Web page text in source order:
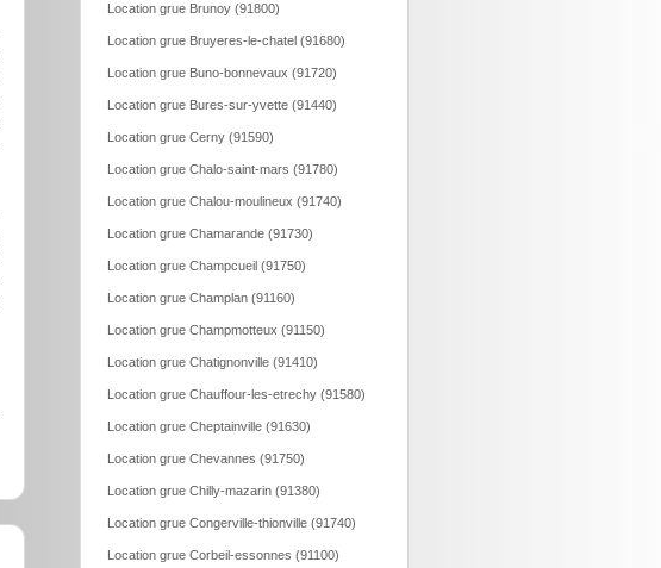
Location grue Brunoy (91800)
Location grue Bruyeres-le-chatel (91680)
Location grue Buno-bonnevaux (91720)
Location grue Bures-sur-yvette (91440)
Location grue Cerny (91590)
Location grue Chalo-saint-mars (91780)
Location grue Chalou-moulineux (91740)
Location grue Chamarande (91730)
Location grue Champcueil (91750)
Location grue Champlan (91160)
Location grue Champmotteux (91150)
Location grue Chatignonville (91410)
Location grue Chauffour-les-etrechy (91580)
Location grue Cheptainville (91630)
Location grue Chevannes (91750)
Location grue Chilly-mazarin (91380)
Location grue Congerville-thionville (91740)
Location grue Corbeil-essonnes (91100)